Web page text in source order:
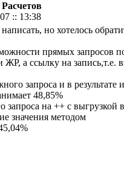
:: 13:38
но хотелось
прямых запросов
ЖР, а ссылку на
запроса и в результате
48,85%
запроса на ++ с выгрузкой
значения методом